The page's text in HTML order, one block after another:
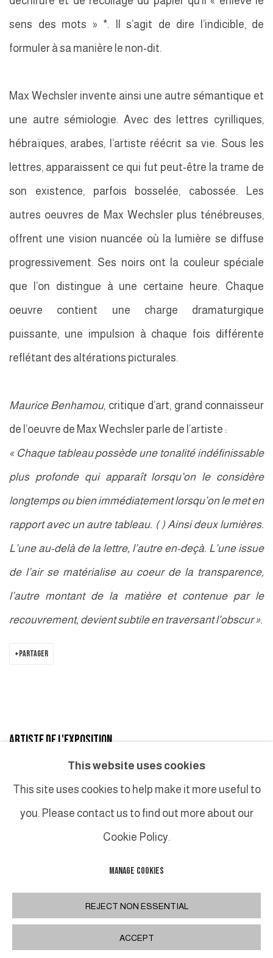
sens des mots » *. Il s’agit de dire l’indicible, de
formuler à sa manière le non-dit.
Max Wechsler invente ainsi une autre sémantique et
une autre sémiologie. Avec des lettres cyrilliques,
hébraïques, arabes, l’artiste réécrit sa vie. Sous les
lettres, apparaissent ce qui fut peut-être la trame de
son existence, parfois bosselée, cabossée. Les
autres oeuvres de Max Wechsler plus ténébreuses,
offrent une vision nuancée où la lumière se diffuse
progressivement. Ses noirs ont la couleur spéciale
que l’on distingue à une certaine heure. Chaque
oeuvre contient une charge dramaturgique
puissante, une impulsion à chaque fois différente
reflétant des altérations picturales.
Maurice Benhamou, critique d’art, grand connaisseur
de l’oeuvre de Max Wechsler parle de l’artiste :
« Chaque tableau possède une tonalité indéfinissable
plus profonde qui apparaît lorsqu’on le considère
longtemps ou bien immédiatement lorsqu’on le met en
rapport avec un autre tableau. ( ) Ainsi deux lumières.
L’une au-delà de la lettre, l’autre en-deçà. L’une issue
de l’air se matérialise au coeur de la transparence,
l’autre montant de la matière et contenue par le
recouvrement, devient subtile en traversant l’obscur ».
PARTAGER
ARTISTE DE L'EXPOSITION
MAX WECHSLER
This website uses cookies
This site uses cookies to help make it more useful to
you. Please contact us to find out more about our
Cookie Policy.
MANAGE COOKIES
REJECT NON ESSENTIAL
ACCEPT